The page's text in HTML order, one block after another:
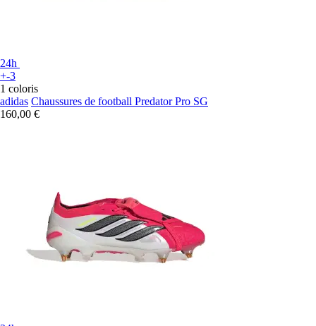
24h
+-3
1 coloris
adidas Chaussures de football Predator Pro SG
160,00 €